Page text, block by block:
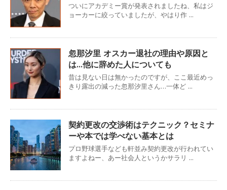
ついにアカデミー賞が発表されましたね、私はジ
ョーカーに絞っていましたが、やはり作 ...
忽那汐里 オスカー退社の理由や原因と
は…他に辞めた人についても
昔は見ない日は無かったのですが、ここ最近めっ
きり露出の減った忽那汐里さん…一体ど ...
契約更改の交渉術はテクニック？セミナ
ーや本では学べない基本とは
プロ野球選手なども軒並み契約更改が行われてい
ますよねー、あー社会人というかサラリ ...